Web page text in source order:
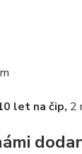
let na čip, 2